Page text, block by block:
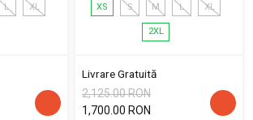
L XL XS S M L XL
2XL
Livrare Gratuită
2,125.00 RON
1,700.00 RON